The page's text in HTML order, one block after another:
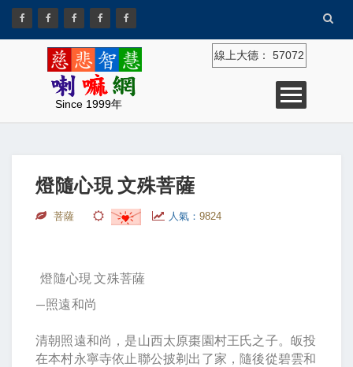
Since 1999年
線上大德： 57072
燈隨心現 文殊菩薩
菩薩 人氣： 9824
燈隨心現 文殊菩薩
—照遠和尚
清朝照遠和尚，是山西太原棗園村王氏之子。皈投
在本村永寧寺依止聯公披剃出了家，隨後從碧雲和